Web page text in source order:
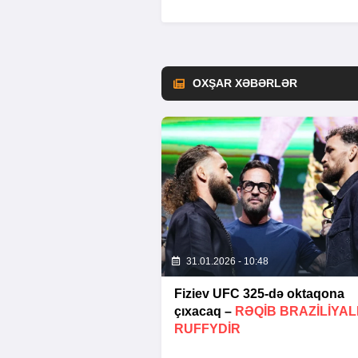
OXŞAR XƏBƏRLƏR
31.01.2026 - 10:48
Fiziev UFC 325-də oktaqona
çıxacaq – RƏQIB
RUFFYDIR